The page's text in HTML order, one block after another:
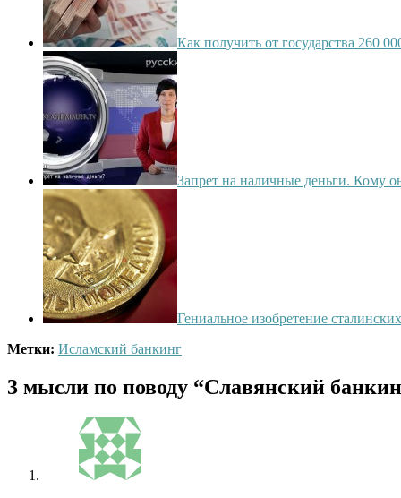
Как получить от государства 260
Запрет на наличные деньги. Кому
Гениальное изобретение
Метки: Исламский банкинг
3 мысли по поводу “Славянский